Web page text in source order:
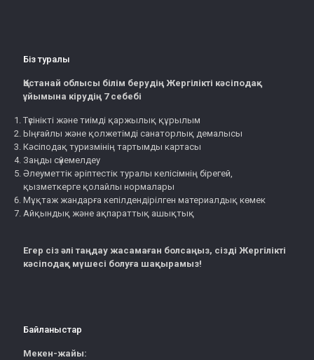
Біз туралы
Қостанай облысы білім берудің Жергілікті кәсіподақ
ұйымына кірудің 7 себебі
Түсінікті және тиімді қаржылық құрылым
Ыңғайлы және қолжетімді санаторлық демалысы
Кәсіподақ туризмінің тартымды картасы
Заңды сүйемелдеу
Әлеуметтік әріптестік туралы келісімнің бірегей,
қызметкерге қолайлы нормалары
Мұқтаж жандарға кепілдендірілген материалдық көмек
Айқындық және ақпараттық ашықтық
Егер сіз әлі таңдау жасамаған болсаңыз, сізді Жергілікті
кәсіподақ мүшесі болуға шақырамыз!
Байланыстар
Мекен-жайы: